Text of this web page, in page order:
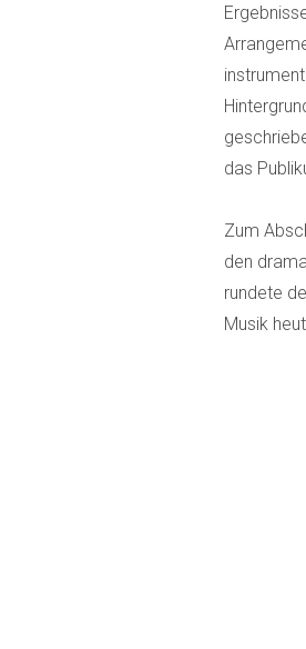
das
Zum
den
rundete
Musik